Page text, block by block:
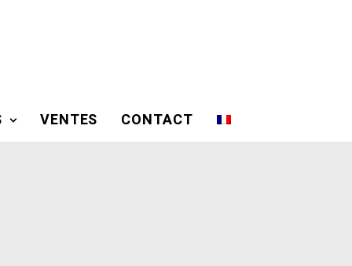
VENTES CONTACT